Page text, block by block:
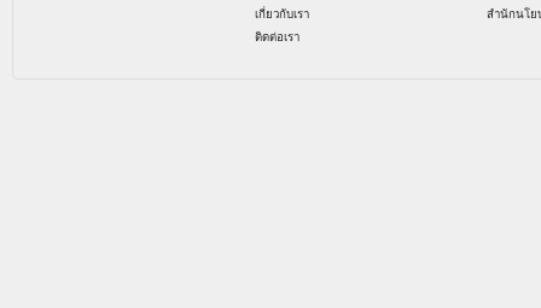
เกี่ยวกับเรา
ติดต่อเรา
สำนักนโย